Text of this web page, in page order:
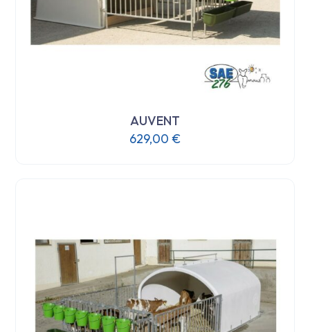
AUVENT
629,00 €